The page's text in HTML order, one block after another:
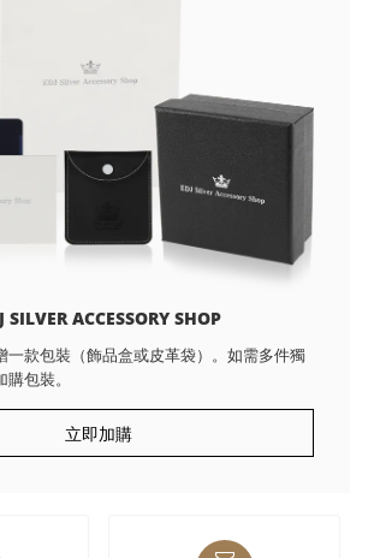
SILVER ACCESSORY SHOP
一款包裝（飾品盒或皮革袋）。如需多件獨
包裝。
立即加購